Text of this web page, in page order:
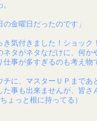
の金曜日だったのです」
き気付きました！ショック
ネタがネタなだけに、何
仕事が多すぎるのも考え物
チに、マスターＵＰまであ
た事も出来ませんが、皆さ
ょっと根に持ってる）